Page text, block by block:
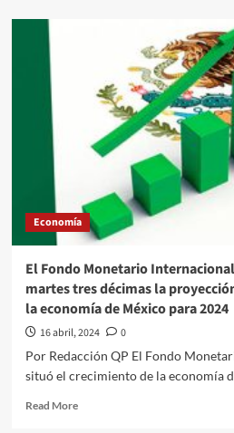
interanual
Economía
El Fondo Monetario
martes tres décimas la
la economía de México para 2024
16 abril, 2024
0
Por Redacción QP El Fondo
situó el crecimiento de la economía
Read MoreRead